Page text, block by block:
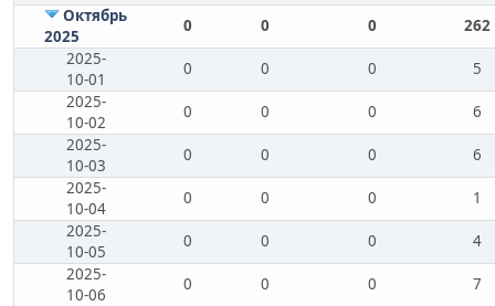
Октябрь
2025
0 0 0
262
2025-
10-01
0 0 0
5
2025-
10-02
0 0 0
6
2025-
10-03
0 0 0
6
2025-
10-04
0 0 0
1
2025-
10-05
0 0 0
4
2025-
10-06
0 0 0
7